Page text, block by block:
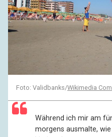
Foto: Validbanks/Wikimedia
Während ich mir am
morgens ausmalte,